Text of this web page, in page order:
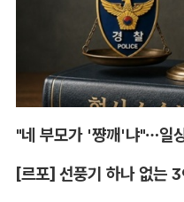
"네 부모가 '쨩깨'냐"…일